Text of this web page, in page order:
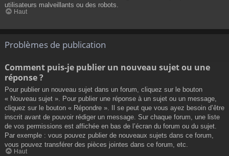
utilisateurs malveillants ou des robots.
Haut
Problèmes de publication
Comment puis-je publier un nouveau sujet ou une
réponse ?
Pour publier un nouveau sujet dans un forum, cliquez sur le bouton
« Nouveau sujet ». Pour publier une réponse à un sujet ou un message,
cliquez sur le bouton « Répondre ». Il se peut que vous ayez besoin d’être
inscrit avant de pouvoir rédiger un message. Sur chaque forum, une liste
de vos permissions est affichée en bas de l’écran du forum ou du sujet.
Par exemple : vous pouvez publier de nouveaux sujets dans ce forum,
vous pouvez transférer des pièces jointes dans ce forum, etc.
Haut